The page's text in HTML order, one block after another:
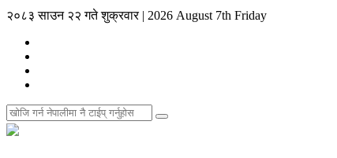
२०८३ साउन २२ गते शुक्रवार | 2026 August 7th Friday